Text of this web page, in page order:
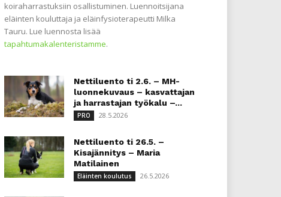
koiraharrastuksiin osallistuminen. Luennoitsijana
eläinten kouluttaja ja eläinfysioterapeutti Milka
Tauru. Lue luennosta lisää
tapahtumakalenteristamme.
Nettiluento ti 2.6. – MH-
luonnekuvaus – kasvattajan
ja harrastajan työkalu –...
PRO 28.5.2026
Nettiluento ti 26.5. –
Kisajännitys – Maria
Matilainen
Eläinten koulutus 26.5.2026